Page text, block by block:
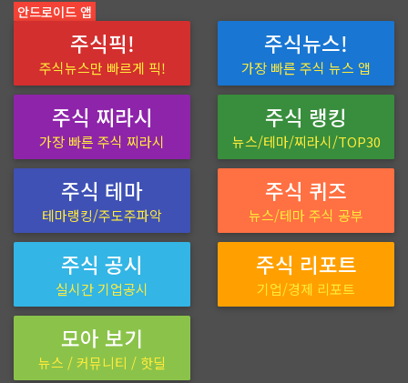
안드로이드 앱
주식픽!
주식뉴스만 빠르게 픽!
주식뉴스!
가장 빠른 주식 뉴스 앱
주식 찌라시
가장 빠른 주식 찌라시
주식 랭킹
뉴스/테마/찌라시/TOP30
주식 테마
테마랭킹/주도주파악
주식 퀴즈
뉴스/테마 주식 공부
주식 공시
실시간 기업공시
주식 리포트
기업/경제 리포트
모아 보기
뉴스 / 커뮤니티 / 핫딜